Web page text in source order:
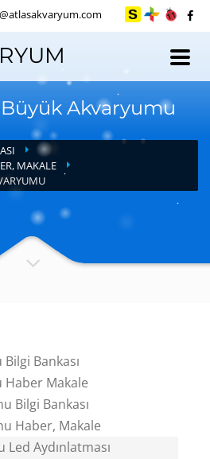
Akvaryumu
MAKALE
Bankası
Haber Makale
Bilgi Bankası
Haber, Makale
Aydınlatması